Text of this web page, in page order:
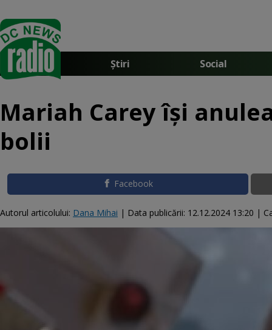
Știri Social
Mariah Carey își
bolii
Facebook
Autorul articolului: Dana Mihai | Data publicării: 12.12.2024 13:20 |